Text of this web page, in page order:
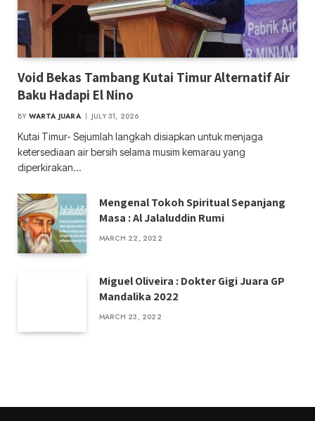
Void Bekas Tambang Kutai Timur Alternatif Air
Baku Hadapi El Nino
BY WARTA JUARA JULY 31, 2026
Kutai Timur- Sejumlah langkah disiapkan untuk menjaga
ketersediaan air bersih selama musim kemarau yang
diperkirakan…
Mengenal Tokoh Spiritual Sepanjang
Masa : Al Jalaluddin Rumi
MARCH 22, 2022
Miguel Oliveira : Dokter Gigi Juara GP
Mandalika 2022
MARCH 23, 2022